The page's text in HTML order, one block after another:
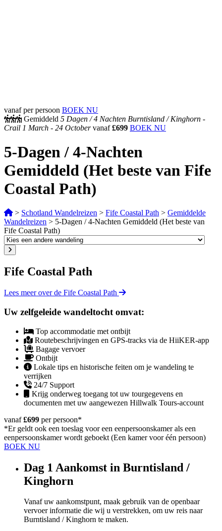
vanaf per persoon BOEK NU
Gemiddeld 5 Dagen /4 Nachten Burntisland / Kinghorn -
Crail 1 March - 24 Octobervanaf£699 BOEK NU
5-Dagen / 4-Nachten
Gemiddeld (Het beste van Fife
Coastal Path)
> Schotland Wandelreizen > Fife Coastal Path > Gemiddelde
Wandelreizen > 5-Dagen / 4-Nachten Gemiddeld (Het beste van
Fife Coastal Path)
Fife Coastal Path
Lees meer over de Fife Coastal Path
Uw zelfgeleide wandeltocht omvat:
Top accommodatie met ontbijt
Routebeschrijvingen en GPS-tracks via de HiiKER-app
Bagage vervoer
Ontbijt
Lokale tips en historische feiten om je wandeling te
verrijken
24/7 Support
Krijg onderweg toegang tot uw tourgegevens en
documenten met uw aangewezen Hillwalk Tours-account
vanaf£699 per persoon*
*Er geldt ook een toeslag voor een eenpersoonskamer als een
eenpersoonskamer wordt geboekt (Een kamer voor één persoon)
BOEK NU
Dag 1 Aankomst in Burntisland /
Kinghorn
Vanaf uw aankomstpunt, maak gebruik van de openbaar
vervoer informatie die wij u verstrekken, om uw reis naar
Burntisland / Kinghorn te maken.